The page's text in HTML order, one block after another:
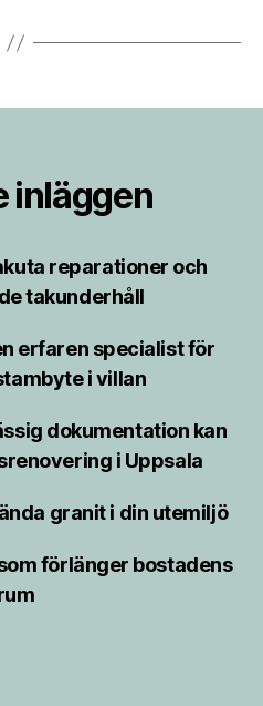
inläggen
reparationer och
takunderhåll
erfaren specialist för
i villan
dokumentation kan
i Uppsala
granit i din utemiljö
förlänger bostadens